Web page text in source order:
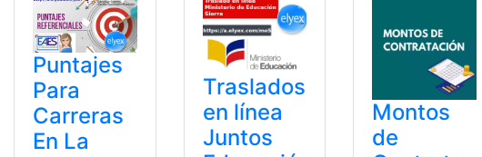
Puntajes
Para
Carreras
En La
Traslados
en línea
Juntos
Montos
de